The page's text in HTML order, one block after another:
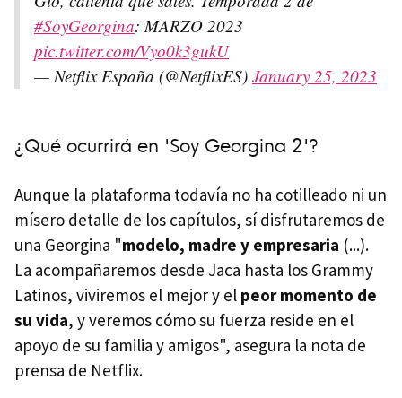
#SoyGeorgina: MARZO 2023
pic.twitter.com/Vyo0k3gukU
— Netflix España (@NetflixES) January 25, 2023
¿Qué ocurrirá en 'Soy Georgina 2'?
Aunque la plataforma todavía no ha cotilleado ni un
mísero detalle de los capítulos, sí disfrutaremos de
una Georgina "modelo, madre y empresaria (...).
La acompañaremos desde Jaca hasta los Grammy
Latinos, viviremos el mejor y el peor momento de
su vida, y veremos cómo su fuerza reside en el
apoyo de su familia y amigos", asegura la nota de
prensa de Netflix.